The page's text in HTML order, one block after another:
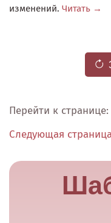
изменений. Читать
Перейти к странице:
Следующая